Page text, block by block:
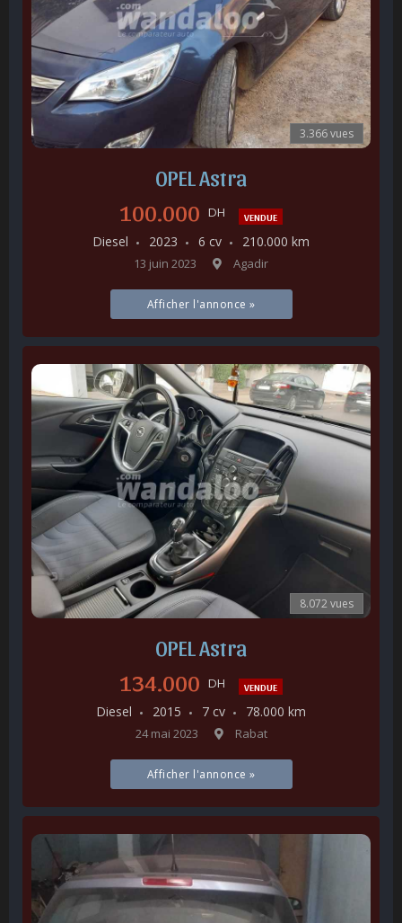
3.366 vues
OPEL Astra
100.000 DH VENDUE
Diesel 2023 6 cv 210.000 km
13 juin 2023 Agadir
Afficher l'annonce »
8.072 vues
OPEL Astra
134.000 DH VENDUE
Diesel 2015 7 cv 78.000 km
24 mai 2023 Rabat
Afficher l'annonce »